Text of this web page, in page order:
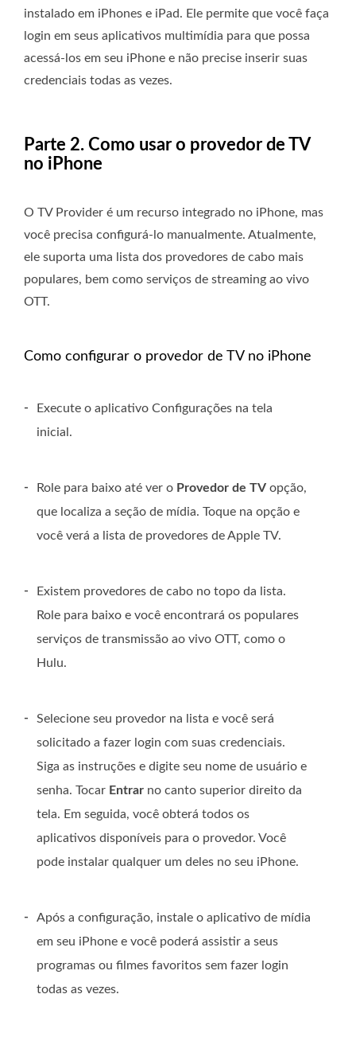
instalado em iPhones e iPad. Ele permite que você faça
login em seus aplicativos multimídia para que possa
acessá-los em seu iPhone e não precise inserir suas
credenciais todas as vezes.
Parte 2. Como usar o provedor de TV
no iPhone
O TV Provider é um recurso integrado no iPhone, mas
você precisa configurá-lo manualmente. Atualmente,
ele suporta uma lista dos provedores de cabo mais
populares, bem como serviços de streaming ao vivo
OTT.
Como configurar o provedor de TV no iPhone
-
Execute o aplicativo Configurações na tela
inicial.
- Role para baixo até ver o Provedor de TV opção,
que localiza a seção de mídia. Toque na opção e
você verá a lista de provedores de Apple TV.
-
Existem provedores de cabo no topo da lista.
Role para baixo e você encontrará os populares
serviços de transmissão ao vivo OTT, como o
Hulu.
-
Selecione seu provedor na lista e você será
solicitado a fazer login com suas credenciais.
Siga as instruções e digite seu nome de usuário e
senha. Tocar Entrar no canto superior direito da
tela. Em seguida, você obterá todos os
aplicativos disponíveis para o provedor. Você
pode instalar qualquer um deles no seu iPhone.
-
Após a configuração, instale o aplicativo de mídia
em seu iPhone e você poderá assistir a seus
programas ou filmes favoritos sem fazer login
todas as vezes.